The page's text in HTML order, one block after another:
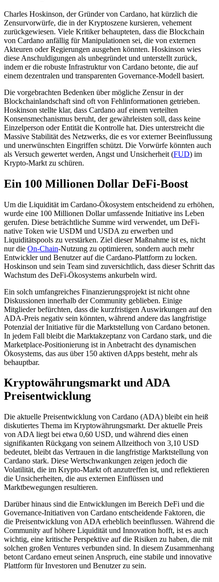
Charles Hoskinson, der Gründer von Cardano, hat kürzlich die
Zensurvorwürfe, die in der Kryptoszene kursieren, vehement
zurückgewiesen. Viele Kritiker behaupteten, dass die Blockchain
von Cardano anfällig für Manipulationen sei, die von externen
Akteuren oder Regierungen ausgehen könnten. Hoskinson wies
diese Anschuldigungen als unbegründet und unterstellt zurück,
indem er die robuste Infrastruktur von Cardano betonte, die auf
einem dezentralen und transparenten Governance-Modell basiert.
Die vorgebrachten Bedenken über mögliche Zensur in der
Blockchainlandschaft sind oft von Fehlinformationen getrieben.
Hoskinson stellte klar, dass Cardano auf einem verteilten
Konsensmechanismus beruht, der gewährleisten soll, dass keine
Einzelperson oder Entität die Kontrolle hat. Dies unterstreicht die
Massive Stabilität des Netzwerks, die es vor externer Beeinflussung
und unerwünschten Eingriffen schützt. Die Vorwürfe könnten auch
als Versuch gewertet werden, Angst und Unsicherheit (FUD) im
Krypto-Markt zu schüren.
Ein 100 Millionen Dollar DeFi-Boost
Um die Liquidität im Cardano-Ökosystem entscheidend zu erhöhen,
wurde eine 100 Millionen Dollar umfassende Initiative ins Leben
gerufen. Diese beträchtliche Summe wird verwendet, um DeFi-
native Token wie USDM und USDA zu erwerben und
Liquiditätspools zu verstärken. Ziel dieser Maßnahme ist es, nicht
nur die On-Chain-Nutzung zu optimieren, sondern auch mehr
Entwickler und Benutzer auf die Cardano-Plattform zu locken.
Hoskinson und sein Team sind zuversichtlich, dass dieser Schritt das
Wachstum des DeFi-Ökosystems ankurbeln wird.
Ein solch umfangreiches Finanzierungsprojekt ist nicht ohne
Diskussionen innerhalb der Community geblieben. Einige
Mitglieder befürchten, dass die kurzfristigen Auswirkungen auf den
ADA-Preis negativ sein könnten, während andere das langfristige
Potenzial der Initiative für die Marktstellung von Cardano betonen.
In jedem Fall bleibt die Marktakzeptanz von Cardano stark, und die
Marketplace-Positionierung ist in Anbetracht des dynamischen
Ökosystems, das aus über 150 aktiven dApps besteht, mehr als
behauptbar.
Kryptowährungsmarkt und ADA
Preisentwicklung
Die aktuelle Preisentwicklung von Cardano (ADA) bleibt ein heiß
diskutiertes Thema im Kryptowährungsmarkt. Der aktuelle Preis
von ADA liegt bei etwa 0,60 USD, und während dies einen
signifikanten Rückgang von seinem Allzeithoch von 3,10 USD
bedeutet, bleibt das Vertrauen in die langfristige Marktstellung von
Cardano stark. Diese Wertschwankungen zeigen jedoch die
Volatilität, die im Krypto-Markt oft anzutreffen ist, und reflektieren
die Unsicherheiten, die aus externen Einflüssen und
Marktbewegungen resultieren.
Darüber hinaus sind die Entwicklungen im Bereich DeFi und die
Governance-Initiativen von Cardano entscheidende Faktoren, die
die Preisentwicklung von ADA erheblich beeinflussen. Während die
Community auf höhere Liquidität und Innovation hofft, ist es auch
wichtig, eine kritische Perspektive auf die Risiken zu haben, die mit
solchen großen Ventures verbunden sind. In diesem Zusammenhang
betont Cardano erneut seinen Anspruch, eine stabile und innovative
Plattform für Investoren und Benutzer zu sein.